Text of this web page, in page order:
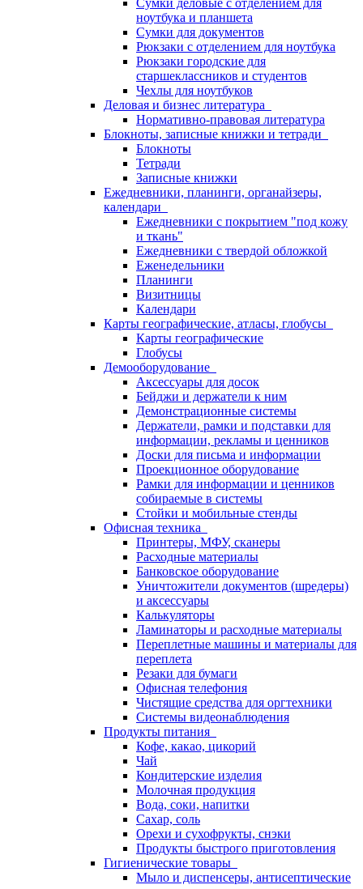
Сумки деловые с отделением для
ноутбука и планшета
Сумки для документов
Рюкзаки с отделением для ноутбука
Рюкзаки городские для
старшеклассников и студентов
Чехлы для ноутбуков
Деловая и бизнес литература
Нормативно-правовая литература
Блокноты, записные книжки и тетради
Блокноты
Тетради
Записные книжки
Ежедневники, планинги, органайзеры,
календари
Ежедневники с покрытием "под кожу
и ткань"
Ежедневники с твердой обложкой
Еженедельники
Планинги
Визитницы
Календари
Карты географические, атласы, глобусы
Карты географические
Глобусы
Демооборудование
Аксессуары для досок
Бейджи и держатели к ним
Демонстрационные системы
Держатели, рамки и подставки для
информации, рекламы и ценников
Доски для письма и информации
Проекционное оборудование
Рамки для информации и ценников
собираемые в системы
Стойки и мобильные стенды
Офисная техника
Принтеры, МФУ, сканеры
Расходные материалы
Банковское оборудование
Уничтожители документов (шредеры)
и аксессуары
Калькуляторы
Ламинаторы и расходные материалы
Переплетные машины и материалы для
переплета
Резаки для бумаги
Офисная телефония
Чистящие средства для оргтехники
Системы видеонаблюдения
Продукты питания
Кофе, какао, цикорий
Чай
Кондитерские изделия
Молочная продукция
Вода, соки, напитки
Сахар, соль
Орехи и сухофрукты, снэки
Продукты быстрого приготовления
Гигиенические товары
Мыло и диспенсеры, антисептические